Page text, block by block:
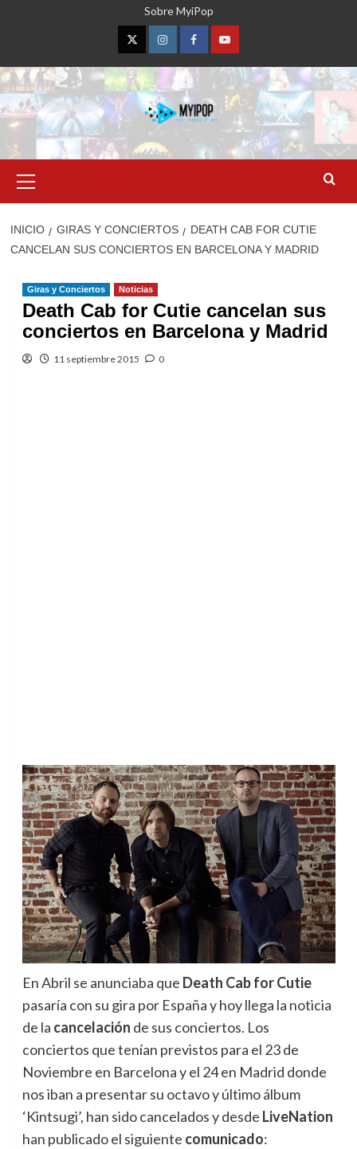
Sobre MyiPop
TwitterInstagramFacebookYouTube
primario
INICIO GIRAS Y CONCIERTOS
DEATH CAB FOR CUTIE
CANCELAN SUS CONCIERTOS EN BARCELONA Y MADRID
Giras y Conciertos Noticias
Death Cab for Cutie cancelan sus
conciertos en Barcelona y Madrid
11 septiembre 2015 0
En Abril se anunciaba que Death Cab for Cutie
pasaría con su gira por España y hoy llega la noticia
de la cancelación de sus conciertos. Los
conciertos que tenían previstos para el 23 de
Noviembre en Barcelona y el 24 en Madrid donde
nos iban a presentar su octavo y último álbum
‘Kintsugi’, han sido cancelados y desde LiveNation
han publicado el siguiente comunicado: